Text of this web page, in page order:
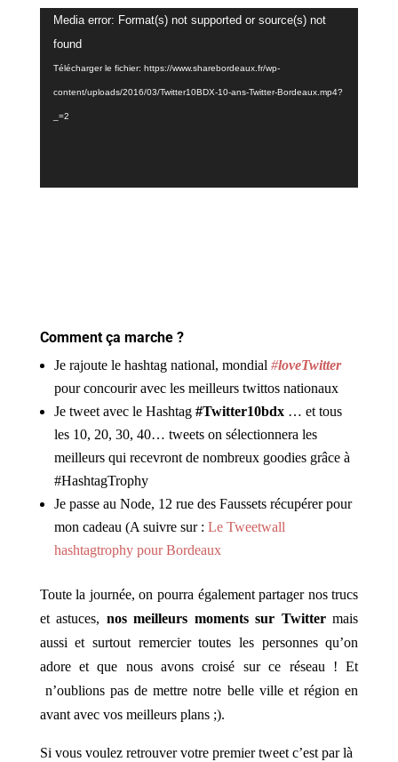
Lecteur
Media error: Format(s) not supported or source(s) not
found
Télécharger le fichier: https://www.sharebordeaux.fr/wp-
content/uploads/2016/03/Twitter10BDX-10-ans-Twitter-Bordeaux.mp4?
_=2
Comment ça marche ?
Je rajoute le hashtag national, mondial #loveTwitter
pour concourir avec les meilleurs twittos nationaux
Je tweet avec le Hashtag #Twitter10bdx… et tous
les 10, 20, 30, 40… tweets on sélectionnera les
meilleurs qui recevront de nombreux goodies grâce à
#HashtagTrophy
Je passe au Node, 12 rue des Faussets récupérer pour
mon cadeau (A suivre sur : Le Tweetwall
hashtagtrophy pour Bordeaux
Toute la journée, on pourra également partager nos trucs
et astuces, nos meilleurs moments sur Twittermais
aussi et surtout remercier toutes les personnes qu’on
adore et que nous avons croisé sur ce réseau ! Et
n’oublions pas de mettre notre belle ville et région en
avant avec vos meilleurs plans ;).
Si vous voulez retrouver votre premier tweet c’est par là